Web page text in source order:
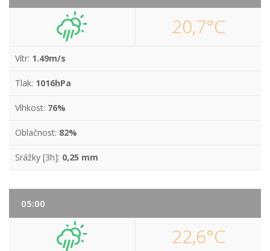
20,7°C
Vítr: 1.49m/s
Tlak: 1016hPa
Vlhkost: 76%
Oblačnost: 82%
Srážky [3h]: 0,25 mm
05:00
22,6°C